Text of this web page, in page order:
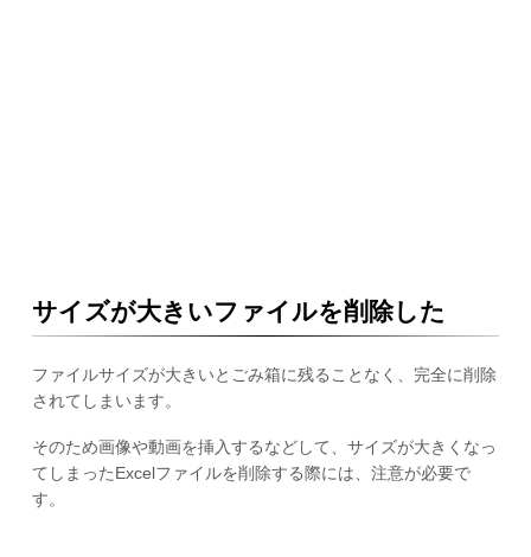
サイズが大きいファイルを削除した
ファイルサイズが大きいとごみ箱に残ることなく、完全に削除
されてしまいます。
そのため画像や動画を挿入するなどして、サイズが大きくなっ
てしまったExcelファイルを削除する際には、注意が必要で
す。